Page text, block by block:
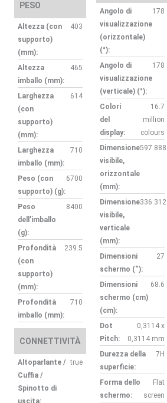
PESO
Altezza (con
supporto)
(mm):
403
Altezza
imballo (mm):
465
Larghezza
(con
supporto)
(mm):
614
Larghezza
imballo (mm):
710
Peso (con
supporto) (g):
6700
Peso
dell’imballo
(g):
8400
Profondità
(con
supporto)
(mm):
239.5
Profondità
imballo (mm):
710
CONNETTIVITÀ
Altoparlante /
Cuffia /
Spinotto di
uscita:
true
Angolo di
visualizzazione
(orizzontale)
(°):
178
Angolo di
visualizzazione
(verticale) (°):
178
Colori
del
display:
16.7
million
colours
Dimensione
visibile,
orizzontale
(mm):
597.888
Dimensione
visibile,
verticale
(mm):
336.312
Dimensioni
schermo (“):
27
Dimensioni
schermo (cm)
(cm):
68.6
Dot
Pitch:
0,3114 x
0,3114 mm
Durezza della
superficie:
7H
Forma dello
schermo:
Flat
screen